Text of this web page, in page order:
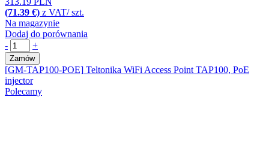
(71.39 €) z VAT/ szt.
Na magazynie
Dodaj do porównania
-
+
Zamów
[GM-TAP100-POE] Teltonika WiFi Access Point TAP100, PoE
injector
Polecamy